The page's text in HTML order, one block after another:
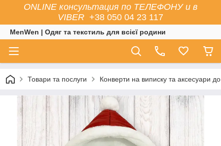
ONLINE консультация по ТЕЛЕФОНУ и в
VIBER +38 050 04 23 117
MenWen | Одяг та текстиль для всієї родини
Товари та послуги Конверти на виписку та аксесуари